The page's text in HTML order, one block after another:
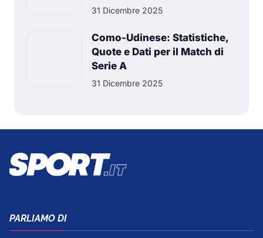
31 Dicembre 2025
Como-Udinese: Statistiche,
Quote e Dati per il Match di
Serie A
31 Dicembre 2025
PARLIAMO DI